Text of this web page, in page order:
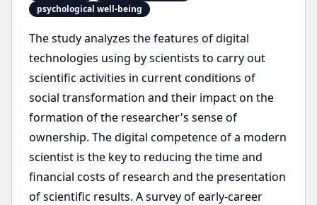
psychological well-being
The study analyzes the features of digital
technologies using by scientists to carry out
scientific activities in current conditions of
social transformation and their impact on the
formation of the researcher's sense of
ownership. The digital competence of a modern
scientist is the key to reducing the time and
financial costs of research and the presentation
of scientific results. A survey of early-career